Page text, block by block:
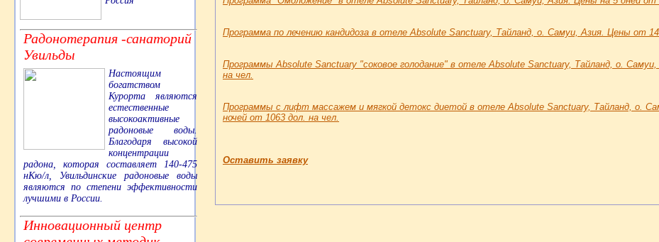
Радонотерапия -санаторий
Увильды
Настоящим
богатством
Курорта являются
естественные
высокоактивные
радоновые воды.
Благодаря высокой
концентрации
радона, которая составляет 140-475
нКю/л, Увильдинские радоновые воды
являются по степени эффективности
лучшими в России.
Инновационный центр
Программа по лечению кандидоза в отеле Absolute Sanctuary, Тайланд, о. Самуи, Азия. Цены от
Программы Absolute Sanctuary "соковое голодание" в отеле Absolute Sanctuary, Тайланд, о.
на чел.
Программы с лифт массажем и мягкой детокс диетой в отеле Absolute Sanctuary, Тайланд, о.
ночей от 1063 дол. на чел.
Оставить заявку